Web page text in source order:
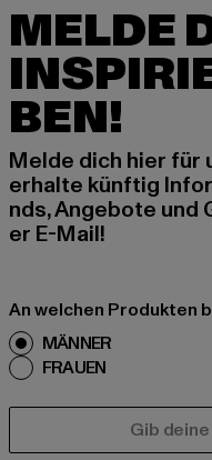
MELDE
BEN!
Melde dich hier für
erhalte künftig
nds, Angebote und
er E-Mail!
An welchen Produkten
MÄNNER
FRAUEN